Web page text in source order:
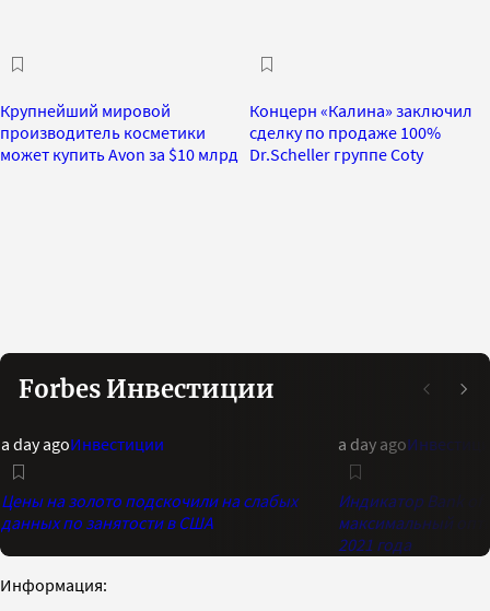
Крупнейший мировой
производитель косметики
может купить Avon за $10 млрд
Концерн «Калина» заключил
сделку по продаже 100%
Dr.Scheller группе Coty
Forbes Инвестиции
a day agoИнвестиции
Цены на золото подскочили на слабых
данных по занятости в США
a day ago
Индикатор Bank of
максимальный
2021 года
Информация: